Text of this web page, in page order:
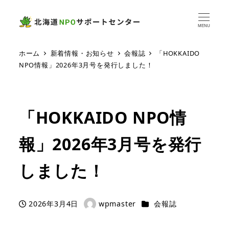
MENU
ホーム 新着情報・お知らせ 会報誌
「HOKKAIDO
NPO情報」2026年3月号を発行しました！
「HOKKAIDO NPO情
報」2026年3月号を発行
しました！
投稿日
2026年3月4日
著
wpmaster カテゴリー
会報誌